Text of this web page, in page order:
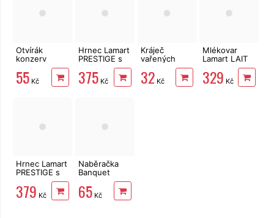
Otvírák
konzerv
55 Kč
Hrnec Lamart
PRESTIGE s
poklicí 22 cm,
4,6 l
LTSS2212
375Kč
Kráječ
vařených
struna
32 Kč
Mlékovar
Lamart LAIT
1,5l LT1068
329 Kč
Hrnec Lamart
PRESTIGE s
poklicí 20 cm,
3,5 l
LTSS2011
379 Kč
Naběračka
Banquet
Akcent Black
na špagety
32 cm
65Kč